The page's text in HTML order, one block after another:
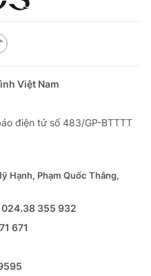
Việt Nam
điện tử số 483/GP-BTTTT
Hạnh, Phạm Quốc Thắng,
355 932
671